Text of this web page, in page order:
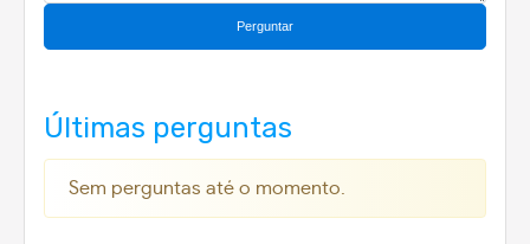
Perguntar
Últimas perguntas
Sem perguntas até o momento.